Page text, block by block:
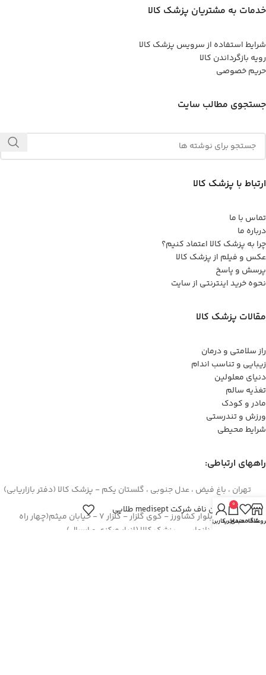
خدمات به مشتریان پزشک کالا
شرایط استفاده از سرویس پزشک کالا
رویه بازگرداندن کالا
حریم خصوصی
جستجوی مطالب سایت
ارتباط با پزشک کالا
تماس با ما
درباره ما
چرا به پزشک کالا اعتماد کنیم؟
عکس و فیلم از پزشک کالا
پرسش و پاسخ
نحوه خرید اینترنتی از سایت
مقالات پزشک کالا
راز سلامتی و درمان
زیبایی و تناسب اندام
دنیای معلولین
تغذیه سالم
مادر و کودک
ورزش و تندرستی
شرایط محیطی
راههای ارتباطی:
تهران ، باغ فیض ، عدل جنوبی ، گلستان یکم - پزشک کالا (دفتر بازاریابی)
اصفهان – بلوار کشاورز - کوی گلزار - گلزار 7 - خیابان میثم(چهار راه
سوم) - روبروی نانوایی - پزشک کالا (انبار مرکزی و ارسال)
نگین ناف شرکت medisept طلایی
علاقه مندی
0
سبد خرید
حساب کاربری من